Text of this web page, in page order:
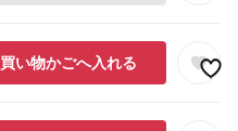
買い物かごへ入れる